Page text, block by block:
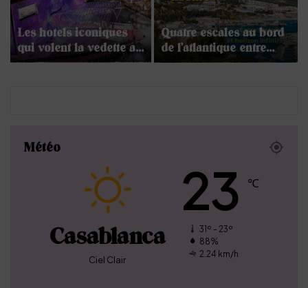
Les hotels iconiques
qui volent la vedette au
tapis-rouge
Quatre escales au bord
de l’atlantique entre
sérénité et horizon
Météo
Casablanca
Ciel Clair
23 ℃
31º - 23º
88%
2.24 km/h